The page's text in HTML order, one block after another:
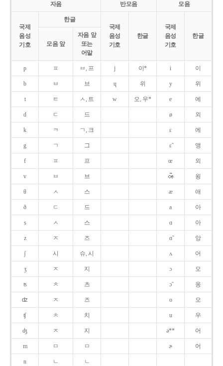
자음 반모음 모음
국제
음성
기호
한글
국제
음성
기호
한글
국제
음성
기호
한글
모음 앞
자음 앞
또는
어말
p ㅍ ㅂ, 프 j 이* i 이
b ㅂ 브 ɥ 위 y 위
t ㅌ ㅅ, 트 w 오, 우* e 에
d ㄷ 드 ø 외
k ㅋ ㄱ, 크 ɛ 에
g ㄱ 그 ɛ̃ 앵
f ㅍ 프 œ 외
v ㅂ 브 욍
θ ㅅ 스 æ 애
ð ㄷ 드 a 아
s ㅅ 스 ɑ 아
z ㅈ 즈 ɑ̃ 앙
ʃ 시 슈, 시 ʌ 어
ʒ ㅈ 지 ɔ 오
ʦ ㅊ 츠 ɔ̃ 옹
ʣ ㅈ 즈 o 오
ʧ ㅊ 치 u 우
ʤ ㅈ 지 ə** 어
m ㅁ ㅁ ɚ 어
n ㄴ ㄴ